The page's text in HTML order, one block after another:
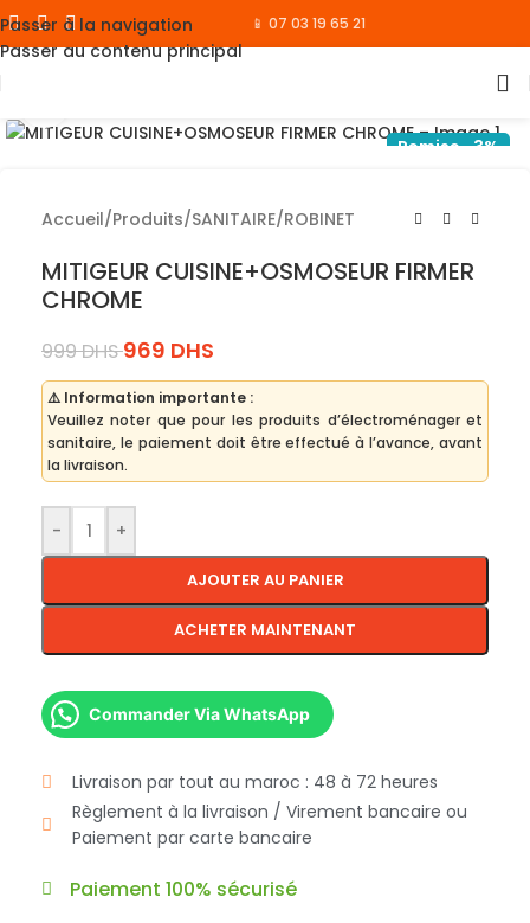
Passer à la navigation
Passer au contenu principal
📱 07 03 19 65 21
Remise -3%
Accueil/Produits/SANITAIRE/ROBINET
MITIGEUR CUISINE+OSMOSEUR FIRMER
CHROME
999DHS 969 DHS
⚠️ Information importante :
Veuillez noter que pour les produits d’électroménager et
sanitaire, le paiement doit être effectué à l’avance, avant
la livraison.
- +
AJOUTER AU PANIER
ACHETER MAINTENANT
Commander Via WhatsApp
Livraison par tout au maroc : 48 à 72 heures
Règlement à la livraison / Virement bancaire ou
Paiement par carte bancaire
Paiement 100% sécurisé